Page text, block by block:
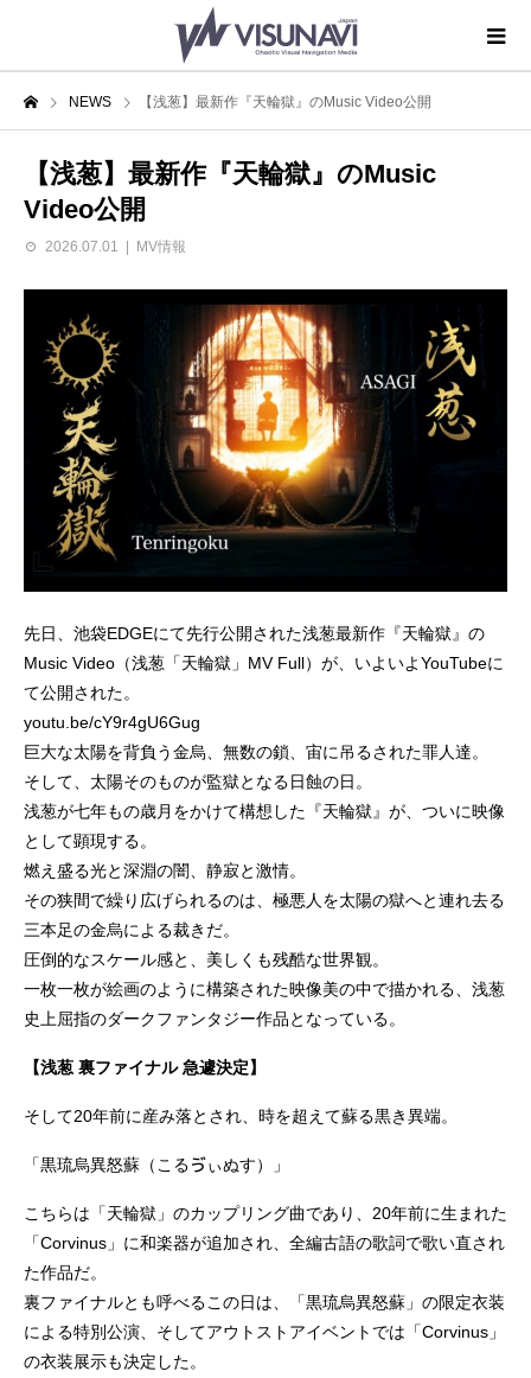
NEWS 【浅葱】最新作『天輪獄』のMusic Video公開
【浅葱】最新作『天輪獄』のMusic
Video公開
2026.07.01 MV情報
先日、池袋EDGEにて先行公開された浅葱最新作『天輪獄』の
Music Video（浅葱「天輪獄」MV Full）が、いよいよYouTubeに
て公開された。
youtu.be/cY9r4gU6Gug
巨大な太陽を背負う金烏、無数の鎖、宙に吊るされた罪人達。
そして、太陽そのものが監獄となる日蝕の日。
浅葱が七年もの歳月をかけて構想した『天輪獄』が、ついに映像
として顕現する。
燃え盛る光と深淵の闇、静寂と激情。
その狭間で繰り広げられるのは、極悪人を太陽の獄へと連れ去る
三本足の金烏による裁きだ。
圧倒的なスケール感と、美しくも残酷な世界観。
一枚一枚が絵画のように構築された映像美の中で描かれる、浅葱
史上屈指のダークファンタジー作品となっている。
【浅葱 裏ファイナル 急遽決定】
そして20年前に産み落とされ、時を超えて蘇る黒き異端。
「黒琉烏異怒蘇（こるゔぃぬす）」
こちらは「天輪獄」のカップリング曲であり、20年前に生まれた
「Corvinus」に和楽器が追加され、全編古語の歌詞で歌い直され
た作品だ。
裏ファイナルとも呼べるこの日は、「黒琉烏異怒蘇」の限定衣装
による特別公演、そしてアウトストアイベントでは「Corvinus」
の衣装展示も決定した。